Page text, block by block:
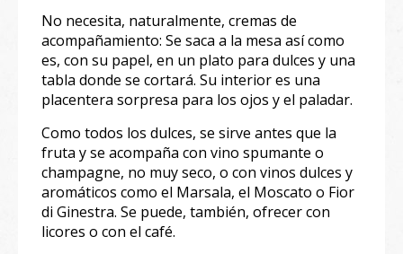
No necesita, naturalmente, cremas de
acompañamiento: Se saca a la mesa así como
es, con su papel, en un plato para dulces y una
tabla donde se cortará. Su interior es una
placentera sorpresa para los ojos y el paladar.
Como todos los dulces, se sirve antes que la
fruta y se acompaña con vino spumante o
champagne, no muy seco, o con vinos dulces y
aromáticos como el Marsala, el Moscato o Fior
di Ginestra. Se puede, también, ofrecer con
licores o con el café.